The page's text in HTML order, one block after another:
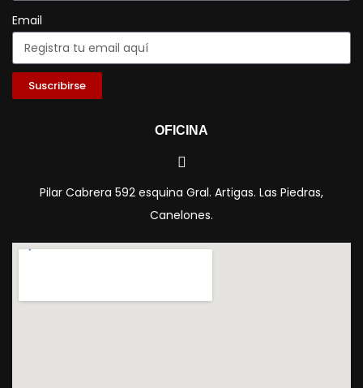
Email
Suscribirse
OFICINA
Pilar Cabrera 592 esquina Gral. Artigas. Las Piedras,
Canelones.